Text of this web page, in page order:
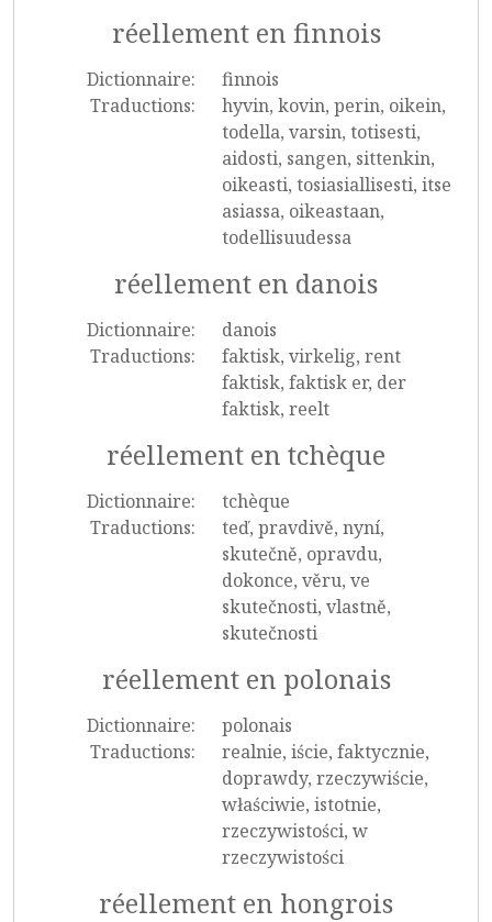
réellement en finnois
Dictionnaire:
finnois
Traductions:
hyvin, kovin, perin, oikein,
todella, varsin, totisesti,
aidosti, sangen, sittenkin,
oikeasti, tosiasiallisesti, itse
asiassa, oikeastaan,
todellisuudessa
réellement en danois
Dictionnaire:
danois
Traductions:
faktisk, virkelig, rent
faktisk, faktisk er, der
faktisk, reelt
réellement en tchèque
Dictionnaire:
tchèque
Traductions:
teď, pravdivě, nyní,
skutečně, opravdu,
dokonce, věru, ve
skutečnosti, vlastně,
skutečnosti
réellement en polonais
Dictionnaire:
polonais
Traductions:
realnie, iście, faktycznie,
doprawdy, rzeczywiście,
właściwie, istotnie,
rzeczywistości, w
rzeczywistości
réellement en hongrois